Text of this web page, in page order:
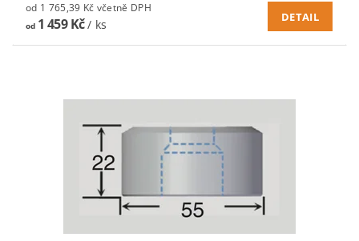
od 1 765,39 Kč včetně DPH
od1 459 Kč/ ks
DETAIL